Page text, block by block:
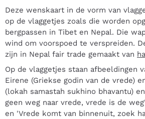
Deze wenskaart in de vorm van
op de vlaggetjes zoals die worden
bergpassen in Tibet en Nepal. Die
wind om voorspoed te verspreiden.
zijn in Nepal fair trade gemaakt van
Op de vlaggetjes staan afbeeldingen
Eirene (Griekse godin van de vrede)
(lokah samastah sukhino bhavantu)
geen weg naar vrede, vrede is de
en 'Vrede komt van binnenuit, zoek